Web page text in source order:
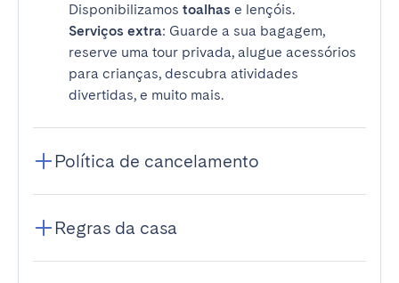
Disponibilizamos toalhas e lençóis.
Serviços extra: Guarde a sua bagagem,
reserve uma tour privada, alugue acessórios
para crianças, descubra atividades
divertidas, e muito mais.
Política de cancelamento
Regras da casa